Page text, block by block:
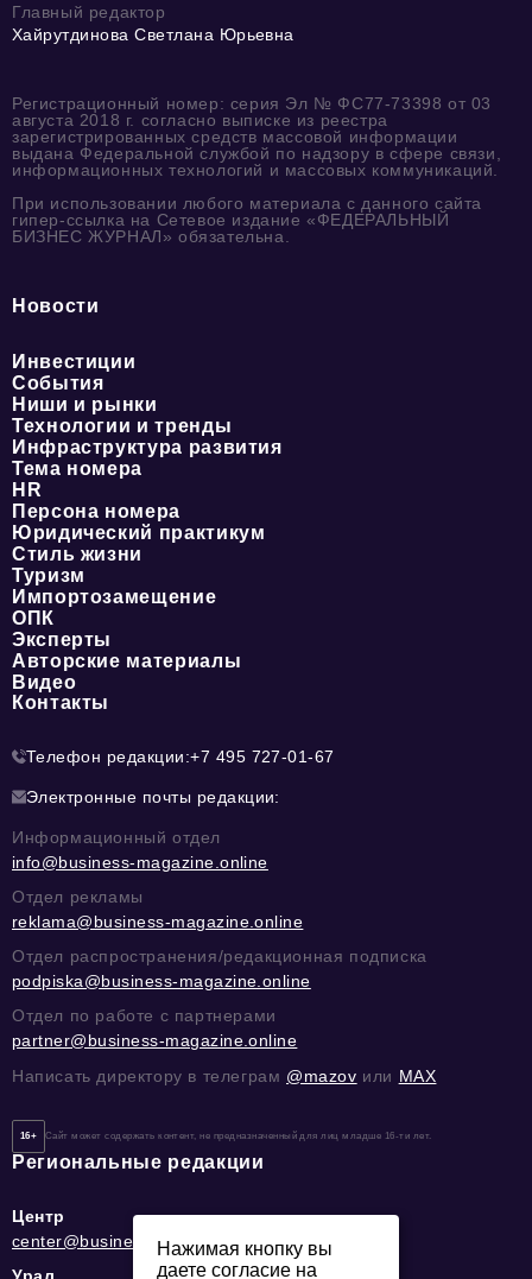
Главный редактор
Хайрутдинова Светлана Юрьевна
Регистрационный номер: серия Эл № ФС77-73398 от 03
августа 2018 г. согласно выписке из реестра
зарегистрированных средств массовой информации
выдана Федеральной службой по надзору в сфере связи,
информационных технологий и массовых коммуникаций.
При использовании любого материала с данного сайта
гипер-ссылка на Сетевое издание «ФЕДЕРАЛЬНЫЙ
БИЗНЕС ЖУРНАЛ» обязательна.
Новости
Инвестиции
События
Ниши и рынки
Технологии и тренды
Инфраструктура развития
Тема номера
HR
Персона номера
Юридический практикум
Стиль жизни
Туризм
Импортозамещение
ОПК
Эксперты
Авторские материалы
Видео
Контакты
Телефон редакции:+7 495 727-01-67
Электронные почты редакции:
Информационный отдел
info@business-magazine.online
Отдел рекламы
reklama@business-magazine.online
Отдел распространения/редакционная подписка
podpiska@business-magazine.online
Отдел по работе с партнерами
partner@business-magazine.online
Написать директору в телеграм @mazov или MAX
16+ Сайт может содержать контент, не предназначенный для лиц младше 16-ти лет.
Региональные редакции
Центр
center@business-magazine.online
Урал
Нажимая кнопку вы
даете согласие на